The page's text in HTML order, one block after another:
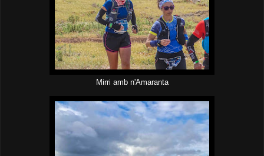
Mirri amb n'Amaranta